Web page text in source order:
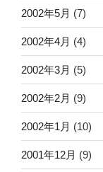
2002年5月 (7)
2002年4月 (4)
2002年3月 (5)
2002年2月 (9)
2002年1月 (10)
2001年12月 (9)